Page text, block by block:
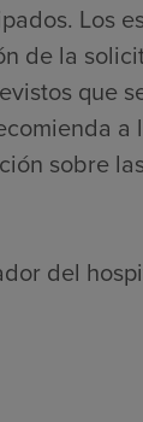
Los
de la
que
a
sobre
del